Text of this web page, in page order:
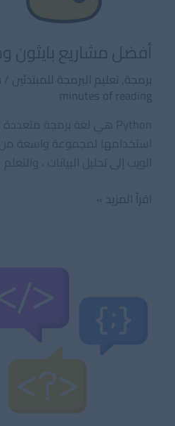
أفضل مشاريع بايثون
برمجة,تعليم البرمجة للمبتدئين /
minutes of reading
أفضل
اقرأ المزيد »